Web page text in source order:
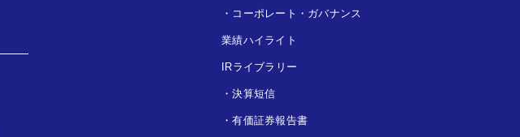
・ コーポレート・ガバナンス
業績ハイライト
IRライブラリー
・決算短信
・有価証券報告書